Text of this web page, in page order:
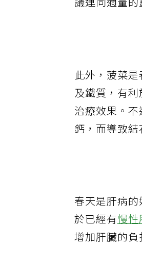
議連同適量
此外，菠菜
及鐵質，有
治療效果。
鈣，而導致結
春天是肝病
於已經有慢
增加肝臟的負